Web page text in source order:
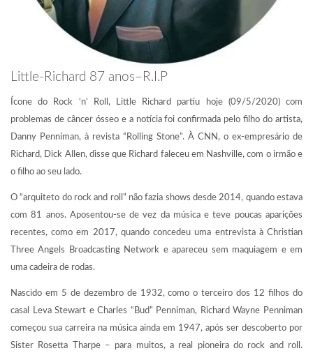
Little-Richard 87 anos–R.I.P
Ícone do Rock ‘n’ Roll, Little Richard partiu hoje (09/5/2020) com
problemas de câncer ósseo e a notícia foi confirmada pelo filho do artista,
Danny Penniman, à revista “Rolling Stone”. À CNN, o ex-empresário de
Richard, Dick Allen, disse que Richard faleceu em Nashville, com o irmão e
o filho ao seu lado.
O “arquiteto do rock and roll” não fazia shows desde 2014, quando estava
com 81 anos. Aposentou-se de vez da música e teve poucas aparições
recentes, como em 2017, quando concedeu uma entrevista à Christian
Three Angels Broadcasting Network e apareceu sem maquiagem e em
uma cadeira de rodas.
Nascido em 5 de dezembro de 1932, como o terceiro dos 12 filhos do
casal Leva Stewart e Charles “Bud” Penniman, Richard Wayne Penniman
começou sua carreira na música ainda em 1947, após ser descoberto por
Sister Rosetta Tharpe – para muitos, a real pioneira do rock and roll.